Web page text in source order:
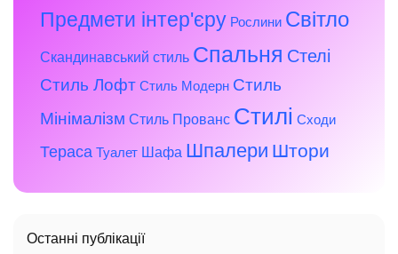
Предмети інтер'єру Рослини Світло
Скандинавський стиль Спальня Стелі
Стиль Лофт Стиль Модерн Стиль
Мінімалізм Стиль Прованс Стилі Сходи
Тераса Туалет Шафа Шпалери Штори
Останні публікації